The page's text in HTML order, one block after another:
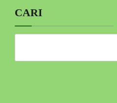
CARI